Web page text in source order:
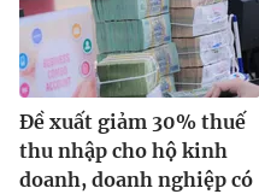
Đề xuất giảm 30% thuế
thu nhập cho hộ kinh
doanh, doanh nghiệp có